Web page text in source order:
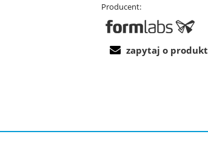
Producent:
zapytaj o produkt